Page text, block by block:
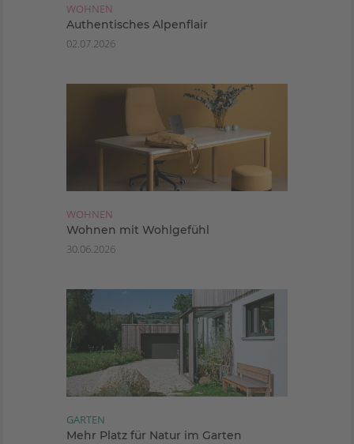
WOHNEN
Authentisches Alpenflair
02.07.2026
WOHNEN
Wohnen mit Wohlgefühl
30.06.2026
GARTEN
Mehr Platz für Natur im Garten